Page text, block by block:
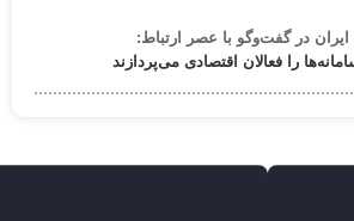
در گفت‌وگو با عصر ارتباط:
را فعالان اقتصادی می‌پردازند